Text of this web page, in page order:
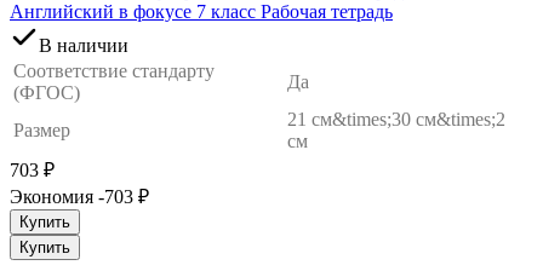
Английский в фокусе 7 класс Рабочая тетрадь
В наличии
Соответствие стандарту
(ФГОС)
Да
Размер
21 см&times;30 см&times;2
см
703 ₽
Экономия -703 ₽
Купить
Купить